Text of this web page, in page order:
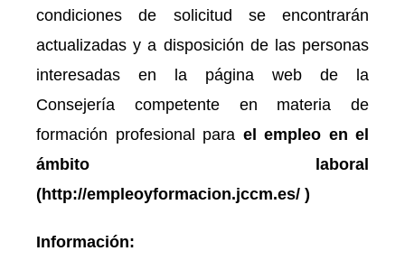
condiciones de solicitud se encontrarán
actualizadas y a disposición de las personas
interesadas en la página web de la
Consejería competente en materia de
formación profesional para el empleo en el
ámbito laboral
(http://empleoyformacion.jccm.es/ )
Información: